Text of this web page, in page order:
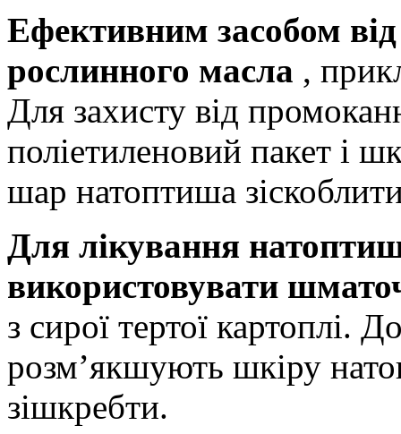
Ефективним засобом
рослинного масла ,
Для захисту від
поліетиленовий пакет і
шар натоптиша
Для лікування
використовувати
з сирої тертої картоплі.
розм’якшують шкіру
зішкребти.